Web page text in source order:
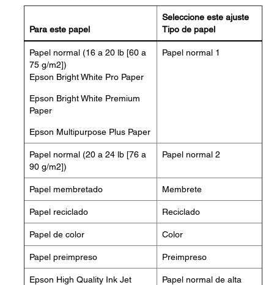
Para este papel
Seleccione este ajuste
Tipo de papel
Papel normal (16 a 20 lb [60 a
75 g/m2])
Epson Bright White Pro Paper
Epson Bright White Premium
Paper
Epson Multipurpose Plus Paper
Papel normal 1
Papel normal (20 a 24 lb [76 a
90 g/m2])
Papel normal 2
Papel membretado Membrete
Papel reciclado Reciclado
Papel de color Color
Papel preimpreso Preimpreso
Epson High Quality Ink Jet
Papel normal de alta